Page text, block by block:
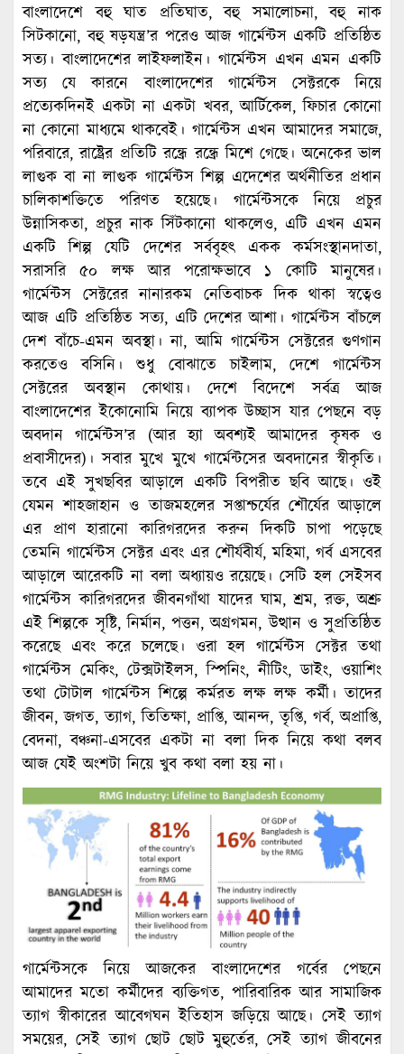
বাংলাদেশে বহু ঘাত প্রতিঘাত, বহু সমালোচনা, বহু নাক
সিটকানো, বহু ষড়যন্ত্র’র পরেও আজ গার্মেন্টস একটি প্রতিষ্ঠিত
সত্য। বাংলাদেশের লাইফলাইন। গার্মেন্টস এখন এমন একটি
সত্য যে কারনে বাংলাদেশের গার্মেন্টস সেক্টরকে নিয়ে
প্রত্যেকদিনই একটা না একটা খবর, আর্টিকেল, ফিচার কোনো
না কোনো মাধ্যমে থাকবেই। গার্মেন্টস এখন আমাদের সমাজে,
পরিবারে, রাষ্ট্রের প্রতিটি রন্ধ্রে রন্ধ্রে মিশে গেছে। অনেকের ভাল
লাগুক বা না লাগুক গার্মেন্টস শিল্প এদেশের অর্থনীতির প্রধান
চালিকাশক্তিতে পরিণত হয়েছে। গার্মেন্টসকে নিয়ে প্রচুর
উন্নাসিকতা, প্রচুর নাক সিঁটকানো থাকলেও, এটি এখন এমন
একটি শিল্প যেটি দেশের সর্ববৃহৎ একক কর্মসংস্থানদাতা,
সরাসরি ৫০ লক্ষ আর পরোক্ষভাবে ১ কোটি মানুষের।
গার্মেন্টস সেক্টরের নানারকম নেতিবাচক দিক থাকা স্বত্বেও
আজ এটি প্রতিষ্ঠিত সত্য, এটি দেশের আশা। গার্মেন্টস বাঁচলে
দেশ বাঁচে-এমন অবস্থা। না, আমি গার্মেন্টস সেক্টরের গুণগান
করতেও বসিনি। শুধু বোঝাতে চাইলাম, দেশে গার্মেন্টস
সেক্টরের অবস্থান কোথায়। দেশে বিদেশে সর্বত্র আজ
বাংলাদেশের ইকোনোমি নিয়ে ব্যাপক উচ্ছাস যার পেছনে বড়
অবদান গার্মেন্টস’র (আর হ্যা অবশ্যই আমাদের কৃষক ও
প্রবাসীদের)। সবার মুখে মুখে গার্মেন্টসের অবদানের স্বীকৃতি।
তবে এই সুখছবির আড়ালে একটি বিপরীত ছবি আছে। ওই
যেমন শাহজাহান ও তাজমহলের সপ্তাশ্চর্যের শৌর্যের আড়ালে
এর প্রাণ হারানো কারিগরদের করুন দিকটি চাপা পড়েছে
তেমনি গার্মেন্টস সেক্টর এবং এর শৌর্যবীর্য, মহিমা, গর্ব এসবের
আড়ালে আরেকটি না বলা অধ্যায়ও রয়েছে। সেটি হল সেইসব
গার্মেন্টস কারিগরদের জীবনগাঁথা যাদের ঘাম, শ্রম, রক্ত, অশ্রু
এই শিল্পকে সৃষ্টি, নির্মান, পত্তন, অগ্রগমন, উত্থান ও সুপ্রতিষ্ঠিত
করেছে এবং করে চলেছে। ওরা হল গার্মেন্টস সেক্টর তথা
গার্মেন্টস মেকিং, টেক্সটাইলস, স্পিনিং, নীটিং, ডাইং, ওয়াশিং
তথা টোটাল গার্মেন্টস শিল্পে কর্মরত লক্ষ লক্ষ কর্মী। তাদের
জীবন, জগত, ত্যাগ, তিতিক্ষা, প্রাপ্তি, আনন্দ, তৃপ্তি, গর্ব, অপ্রাপ্তি,
বেদনা, বঞ্চনা-এসবের একটা না বলা দিক নিয়ে কথা বলব
আজ যেই অংশটা নিয়ে খুব কথা বলা হয় না।
গার্মেন্টসকে নিয়ে আজকের বাংলাদেশের গর্বের পেছনে
আমাদের মতো কর্মীদের ব্যক্তিগত, পারিবারিক আর সামাজিক
ত্যাগ স্বীকারের আবেগঘন ইতিহাস জড়িয়ে আছে। সেই ত্যাগ
সময়ের, সেই ত্যাগ ছোট ছোট মুহুর্তের, সেই ত্যাগ জীবনের